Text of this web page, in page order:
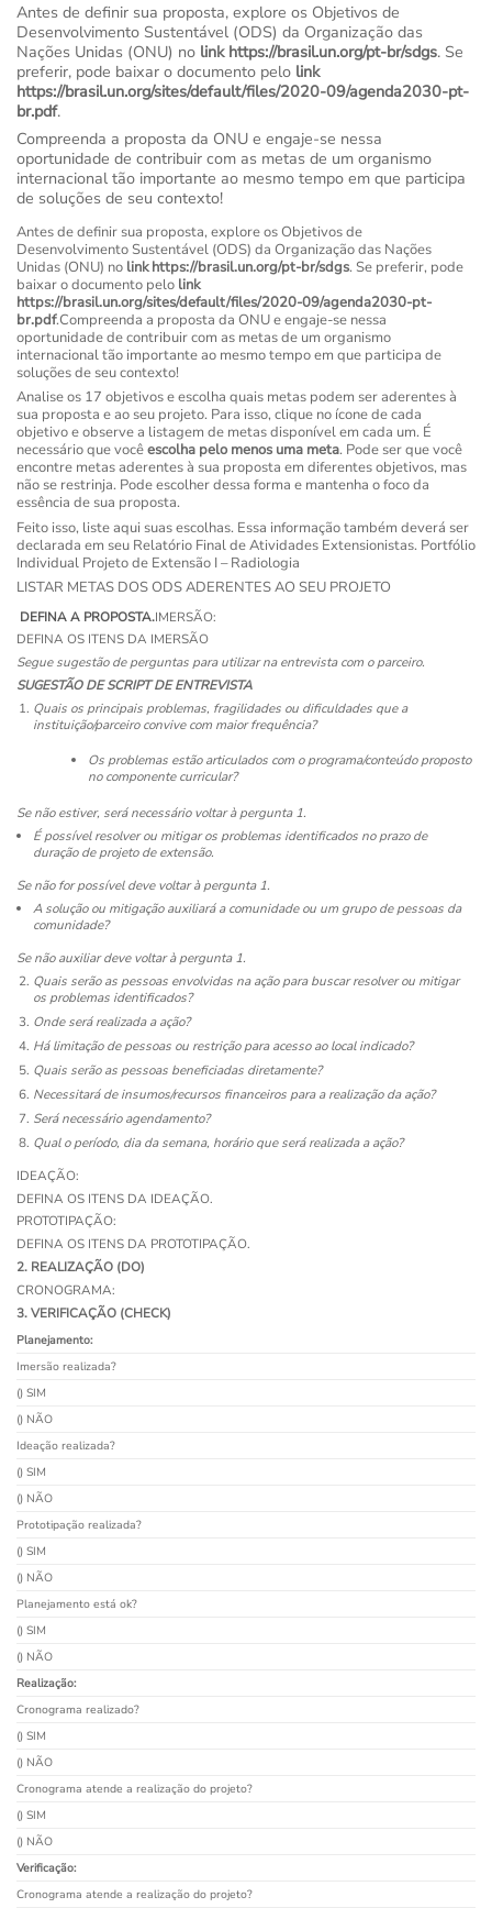
Antes de definir sua proposta, explore os Objetivos de
Desenvolvimento Sustentável (ODS) da Organização das
Nações Unidas (ONU) no link https://brasil.un.org/pt-br/sdgs. Se
preferir, pode baixar o documento pelo link
https://brasil.un.org/sites/default/files/2020-09/agenda2030-pt-
br.pdf.
Compreenda a proposta da ONU e engaje-se nessa
oportunidade de contribuir com as metas de um organismo
internacional tão importante ao mesmo tempo em que participa
de soluções de seu contexto!
Antes de definir sua proposta, explore os Objetivos de
Desenvolvimento Sustentável (ODS) da Organização das Nações
Unidas (ONU) no linkhttps://brasil.un.org/pt-br/sdgs. Se preferir, pode
baixar o documento pelo link
https://brasil.un.org/sites/default/files/2020-09/agenda2030-pt-
br.pdf.Compreenda a proposta da ONU e engaje-se nessa
oportunidade de contribuir com as metas de um organismo
internacional tão importante ao mesmo tempo em que participa de
soluções de seu contexto!
Analise os 17 objetivos e escolha quais metas podem ser aderentes à
sua proposta e ao seu projeto. Para isso, clique no ícone de cada
objetivo e observe a listagem de metas disponível em cada um. É
necessário que vocêescolha pelo menos uma meta. Pode ser que você
encontre metas aderentes à sua proposta em diferentes objetivos, mas
não se restrinja. Pode escolher dessa forma e mantenha o foco da
essência de sua proposta.
Feito isso, liste aqui suas escolhas. Essa informação também deverá ser
declarada em seu Relatório Final de Atividades Extensionistas. Portfólio
Individual Projeto de Extensão I – Radiologia
LISTAR METAS DOS ODS ADERENTES AO SEU PROJETO
DEFINA A PROPOSTA.IMERSÃO:
DEFINA OS ITENS DA IMERSÃO
Segue sugestão de perguntas para utilizar na entrevista com o parceiro.
SUGESTÃO DE SCRIPT DE ENTREVISTA
Quais os principais problemas, fragilidades ou dificuldades que a
instituição/parceiro convive com maior frequência?
Os problemas estão articulados com o programa/conteúdo proposto
no componente curricular?
Se não estiver, será necessário voltar à pergunta 1.
É possível resolver ou mitigar os problemas identificados no prazo de
duração de projeto de extensão.
Se não for possível deve voltar à pergunta 1.
A solução ou mitigação auxiliará a comunidade ou um grupo de pessoas da
comunidade?
Se não auxiliar deve voltar à pergunta 1.
Quais serão as pessoas envolvidas na ação para buscar resolver ou mitigar
os problemas identificados?
Onde será realizada a ação?
Há limitação de pessoas ou restrição para acesso ao local indicado?
Quais serão as pessoas beneficiadas diretamente?
Necessitará de insumos/recursos financeiros para a realização da ação?
Será necessário agendamento?
Qual o período, dia da semana, horário que será realizada a ação?
IDEAÇÃO:
DEFINA OS ITENS DA IDEAÇÃO.
PROTOTIPAÇÃO:
DEFINA OS ITENS DA PROTOTIPAÇÃO.
2. REALIZAÇÃO (DO)
CRONOGRAMA:
3. VERIFICAÇÃO (CHECK)
Planejamento:
Imersão realizada?
() SIM
() NÃO
Ideação realizada?
() SIM
() NÃO
Prototipação realizada?
() SIM
() NÃO
Planejamento está ok?
() SIM
() NÃO
Realização:
Cronograma realizado?
() SIM
() NÃO
Cronograma atende a realização do projeto?
() SIM
() NÃO
Verificação:
Cronograma atende a realização do projeto?